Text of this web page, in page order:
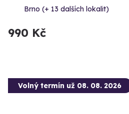
Brno (+ 13 dalších lokalit)
990 Kč
Volný termín už 08. 08. 2026